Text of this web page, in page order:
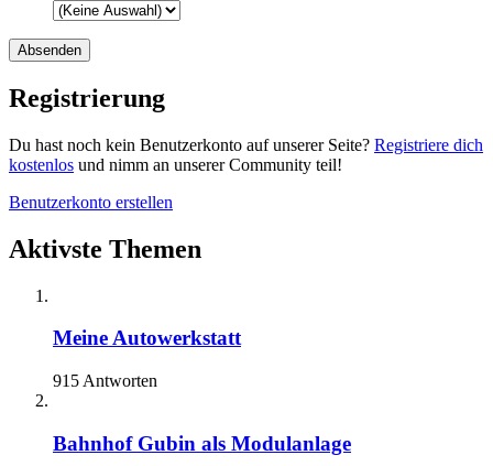
Registrierung
Du hast noch kein Benutzerkonto auf unserer Seite? Registriere dich
kostenlos und nimm an unserer Community teil!
Benutzerkonto erstellen
Aktivste Themen
Meine Autowerkstatt
915 Antworten
Bahnhof Gubin als Modulanlage